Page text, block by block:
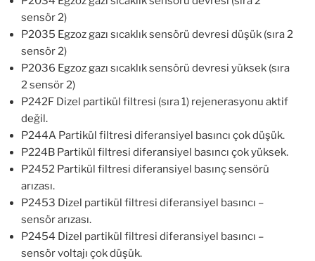
sensör 2)
P2035 Egzoz gazı sıcaklık sensörü devresi düşük (sıra 2
sensör 2)
P2036 Egzoz gazı sıcaklık sensörü devresi yüksek (sıra
2 sensör 2)
P242F Dizel partikül filtresi (sıra 1) rejenerasyonu aktif
değil.
P244A Partikül filtresi diferansiyel basıncı çok düşük.
P224B Partikül filtresi diferansiyel basıncı çok yüksek.
P2452 Partikül filtresi diferansiyel basınç sensörü
arızası.
P2453 Dizel partikül filtresi diferansiyel basıncı –
sensör arızası.
P2454 Dizel partikül filtresi diferansiyel basıncı –
sensör voltajı çok düşük.